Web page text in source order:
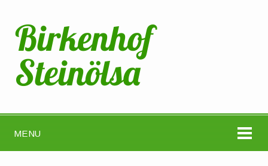
Birkenhof
Steinölsa
MENU